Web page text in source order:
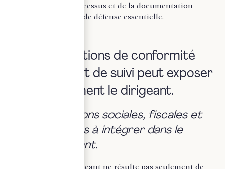
sécurisation des processus et de la documentation
constitue une ligne de défense essentielle.
II- Des obligations de conformité
dont le défaut de suivi peut exposer
personnellement le dirigeant.
a. Des obligations sociales, fiscales et
réglementaires à intégrer dans le
pilotage courant.